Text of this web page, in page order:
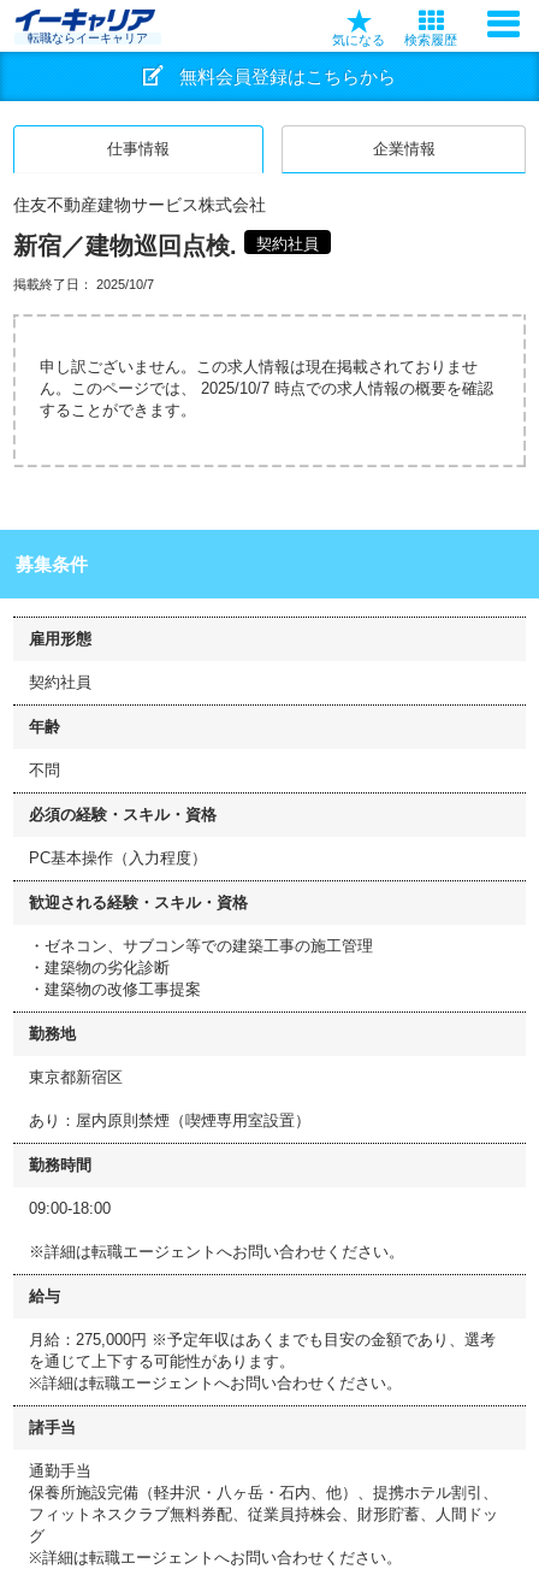
転職ならイーキャリア 気になる 検索履歴
無料会員登録はこちらから
仕事情報 企業情報
住友不動産建物サービス株式会社
新宿／建物巡回点検. 契約社員
掲載終了日： 2025/10/7
申し訳ございません。この求人情報は現在掲載されておりませ
ん。このページでは、 2025/10/7 時点での求人情報の概要を確認
することができます。
募集条件
雇用形態
契約社員
年齢
不問
必須の経験・スキル・資格
PC基本操作（入力程度）
歓迎される経験・スキル・資格
・ゼネコン、サブコン等での建築工事の施工管理
・建築物の劣化診断
・建築物の改修工事提案
勤務地
東京都新宿区
あり：屋内原則禁煙（喫煙専用室設置）
勤務時間
09:00-18:00
※詳細は転職エージェントへお問い合わせください。
給与
月給：275,000円 ※予定年収はあくまでも目安の金額であり、選考
を通じて上下する可能性があります。
※詳細は転職エージェントへお問い合わせください。
諸手当
通勤手当
保養所施設完備（軽井沢・八ヶ岳・石内、他）、提携ホテル割引、
フィットネスクラブ無料券配、従業員持株会、財形貯蓄、人間ドッ
グ
※詳細は転職エージェントへお問い合わせください。